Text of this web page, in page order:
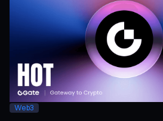
Web3